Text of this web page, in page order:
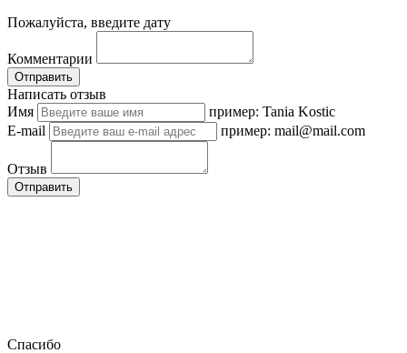
Пожалуйста, введите дату
Комментарии
Отправить
Написать отзыв
Имя
пример: Tania Kostic
E-mail
пример: mail@mail.com
Отзыв
Отправить
Спасибо